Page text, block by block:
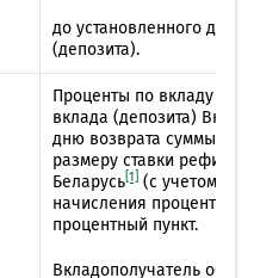
до установленного
(депозита).
Проценты по вкладу
вклада (депозита)
дню возврата суммы
размеру ставки
Беларусь [1]
(с учетом ее
начисления процентов
процентный пункт.
Вкладополучатель